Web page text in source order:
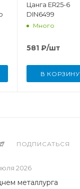
Цанга ER25-6
DIN6499
Много
581 ₽/шт
В КОРЗИНУ
ПОДПИСАТЬСЯ
2026
металлурга